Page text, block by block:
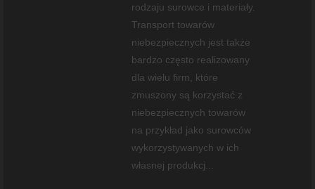
rodzaju surowce i materiały.
Transport towarów
niebezpiecznych jest także
bardzo często realizowany
dla wielu firm, które
zmuszony są korzystać z
niebezpiecznych towarów
na przykład jako surowców
wykorzystywanych w ich
własnej produkcj...